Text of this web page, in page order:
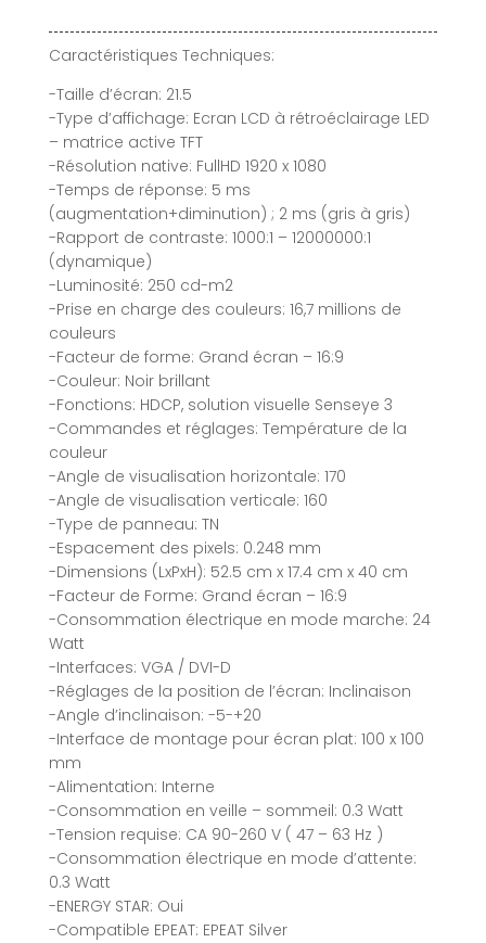
Caractéristiques Techniques:
-Taille d’écran: 21.5
-Type d’affichage: Ecran LCD à rétroéclairage LED
– matrice active TFT
-Résolution native: FullHD 1920 x 1080
-Temps de réponse: 5 ms
(augmentation+diminution) ; 2 ms (gris à gris)
-Rapport de contraste: 1000:1 – 12000000:1
(dynamique)
-Luminosité: 250 cd-m2
-Prise en charge des couleurs: 16,7 millions de
couleurs
-Facteur de forme: Grand écran – 16:9
-Couleur: Noir brillant
-Fonctions: HDCP, solution visuelle Senseye 3
-Commandes et réglages: Température de la
couleur
-Angle de visualisation horizontale: 170
-Angle de visualisation verticale: 160
-Type de panneau: TN
-Espacement des pixels: 0.248 mm
-Dimensions (LxPxH): 52.5 cm x 17.4 cm x 40 cm
-Facteur de Forme: Grand écran – 16:9
-Consommation électrique en mode marche: 24
Watt
-Interfaces: VGA / DVI-D
-Réglages de la position de l’écran: Inclinaison
-Angle d’inclinaison: -5-+20
-Interface de montage pour écran plat: 100 x 100
mm
-Alimentation: Interne
-Consommation en veille – sommeil: 0.3 Watt
-Tension requise: CA 90-260 V ( 47 – 63 Hz )
-Consommation électrique en mode d’attente:
0.3 Watt
-ENERGY STAR: Oui
-Compatible EPEAT: EPEAT Silver